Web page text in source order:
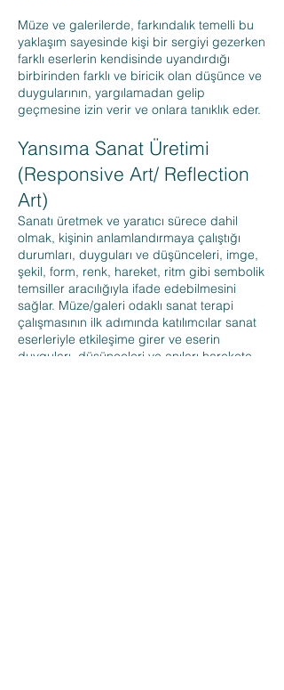
Müze ve galerilerde, farkındalık temelli bu
yaklaşım sayesinde kişi bir sergiyi gezerken
farklı eserlerin kendisinde uyandırdığı
birbirinden farklı ve biricik olan düşünce ve
duygularının, yargılamadan gelip
geçmesine izin verir ve onlara tanıklık eder.
Yansıma Sanat Üretimi
(Responsive Art/ Reflection
Art)
Sanatı üretmek ve yaratıcı sürece dahil
olmak, kişinin anlamlandırmaya çalıştığı
durumları, duyguları ve düşünceleri, imge,
şekil, form, renk, hareket, ritm gibi sembolik
temsiller aracılığıyla ifade edebilmesini
sağlar. Müze/galeri odaklı sanat terapi
çalışmasının ilk adımında katılımcılar sanat
eserleriyle etkileşime girer ve eserin
duyguları, düşünceleri ve anıları harekete